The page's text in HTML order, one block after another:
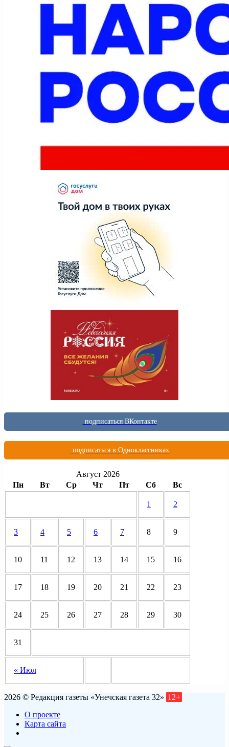
подписаться ВКонтакте
подписаться в Одноклассниках
Август 2026
Пн
Вт Ср Чт Пт Сб Вс
« Июл
1 2
3 4 5 6 7 8 9
10 11 12 13 14 15 16
17 18 19 20 21 22 23
24 25 26 27 28 29 30
31
2026 © Редакция газеты «Унечская газета 32» 12+
О проекте
Карта сайта